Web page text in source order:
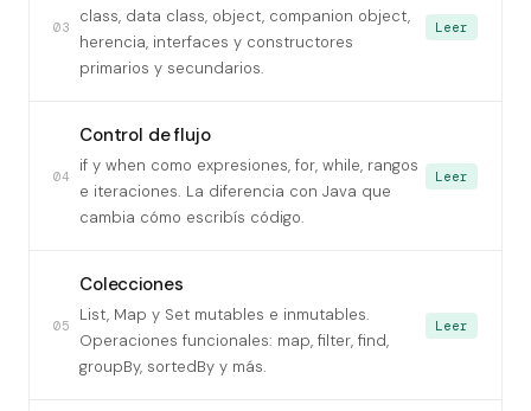
03
class, data class, object, companion object,
herencia, interfaces y constructores
primarios y secundarios.
Leer
04
Control de flujo
if y when como expresiones, for, while, rangos
e iteraciones. La diferencia con Java que
cambia cómo escribís código.
Leer
05
Colecciones
List, Map y Set mutables e inmutables.
Operaciones funcionales: map, filter, find,
groupBy, sortedBy y más.
Leer